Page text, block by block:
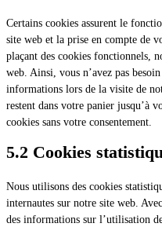
Certains cookies assurent le
site web et la prise en compte de
plaçant des cookies fonctionnels,
web. Ainsi, vous n’avez pas
informations lors de la visite de
restent dans votre panier jusqu’à
cookies sans votre consentement.
5.2 Cookies
Nous utilisons des cookies
internautes sur notre site web.
des informations sur l’utilisation